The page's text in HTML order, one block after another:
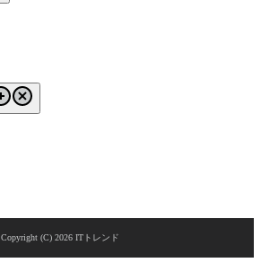
Copyright (C) 2026 ITトレンド